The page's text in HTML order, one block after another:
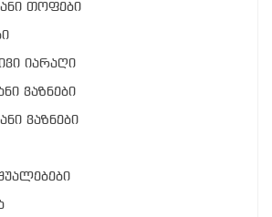
თოფები
იარაღი
ვაზნები
ვაზნები